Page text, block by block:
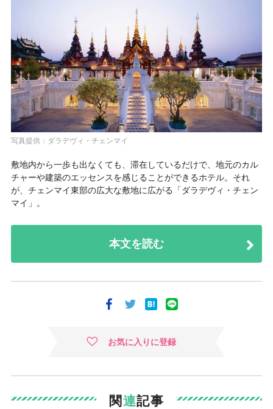
写真提供：ダラデヴィ・チェンマイ
敷地内から一歩も出なくても、滞在しているだけで、地元のカル
チャーや建築のエッセンスを感じることができるホテル。それ
が、チェンマイ東部の広大な敷地に広がる「ダラデヴィ・チェン
マイ」。
本文を読む
お気に入りに登録
関連記事